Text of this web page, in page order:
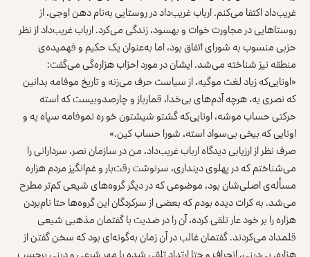
غریب‌داد اکتفا می‌کنم. ارباب غریب‌داد در روستایی به‌نام دهن اوجی، از
روستاهایی در مجاورت خوات و بهسود، زندگی می‌کرد. ارباب غریب‌داد از نظر
حزبی منسوب به شورای اتفاق بود، اما به‌عنوان یک حکیم و فهمیده‌ی
منطقه نیز شناخته می‌شد. ایشان در مورد احزاب هزاره‌گی می‌گفت:
«اونایی‌که زیاد لغت موگیه، از سیاست حرف می‌زنه و تاریخ موفامه بدانین
که نصری یه، هرچه آدم‌های بی‌خدا، قمارباز و چارصدوبیست که استه
حرکتی حساب موشه، اونایی‌که گشتو شیشتون خو ره نموفامه سپاه یه و
اونایی که بیخی بی‌سواد استه، شورا حساب کین.»
صرف نظر از ارزیابی دیدگاه ارباب غریب‌داد، من در سازمان نصر، سردارانی را
می‌شناختم که در پهلوی دینداری، سرنوشت رقت‌بار و غم‌انگیز مردم هزاره
مسأله‌ی اصلی‌شان بود، موضوعی که در دیگر گروه‌های شیعی کم‌تر مطرح
می‌شد. به کرات دیده بودم که بعضی از سرکردگان این گروه‌ها حتا نام‌بردن
هزاره را بر خود عار تلقی کرده، آن را در ضدیت با گفتمان مذهبی شیعی
قلمداد می‌کردند. گفتمان غالب در آن زمان به‌گونه‌ای بود که سخن گفتن از